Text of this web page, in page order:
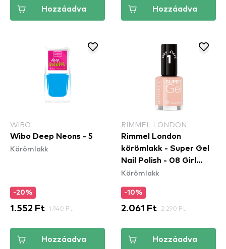
Hozzáadva Hozzáadva
WIBO
Wibo Deep Neons - 5
Körömlakk
-20%
1.552 Ft 1.940 Ft
Hozzáadva
RIMMEL LONDON
Rimmel London
körömlakk - Super Gel
Nail Polish - 08 Girl
Group Blush
Körömlakk
-10%
2.061 Ft 2.290 Ft
Hozzáadva